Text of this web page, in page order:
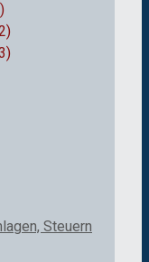
Steuern